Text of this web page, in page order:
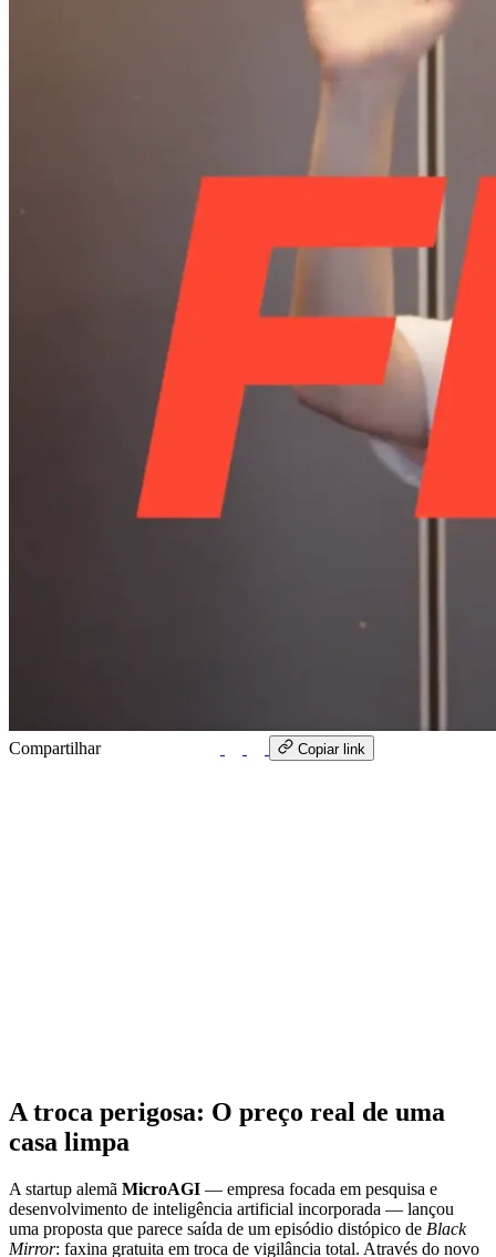
Compartilhar Copiar link
A troca perigosa: O preço real de uma
casa limpa
A startup alemã MicroAGI — empresa focada em pesquisa e
desenvolvimento de inteligência artificial incorporada — lançou
uma proposta que parece saída de um episódio distópico de Black
Mirror: faxina gratuita em troca de vigilância total. Através do novo